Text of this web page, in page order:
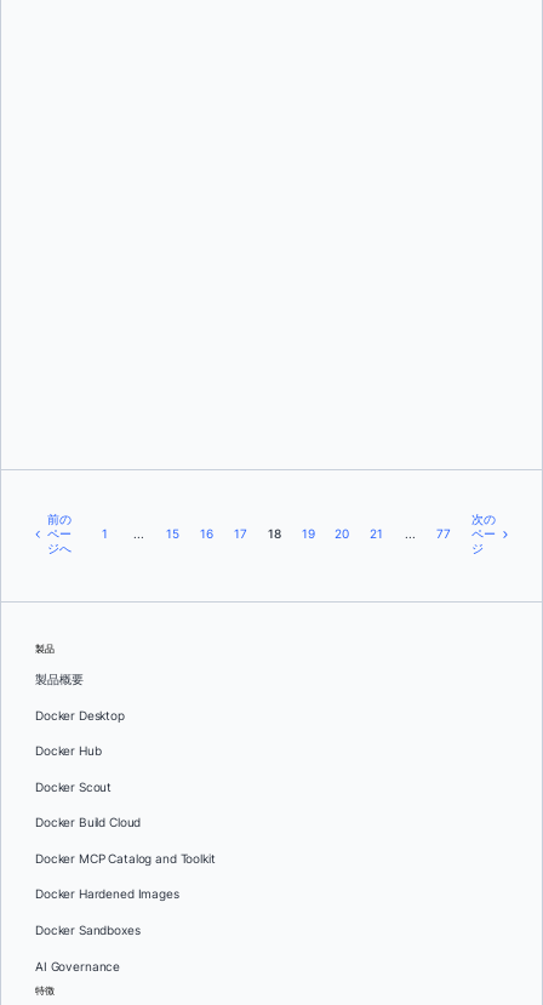
前の
ペー
ジへ
1 ... 15 16 17 18 19 20 21 ... 77
次の
ペー
ジ
製品
製品概要
Docker Desktop
Docker Hub
Docker Scout
Docker Build Cloud
Docker MCP Catalog and Toolkit
Docker Hardened Images
Docker Sandboxes
AI Governance
特徴